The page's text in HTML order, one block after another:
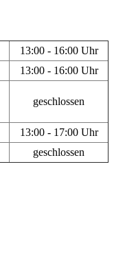
13:00 - 16:00 Uhr
13:00 - 16:00 Uhr
geschlossen
13:00 - 17:00 Uhr
geschlossen